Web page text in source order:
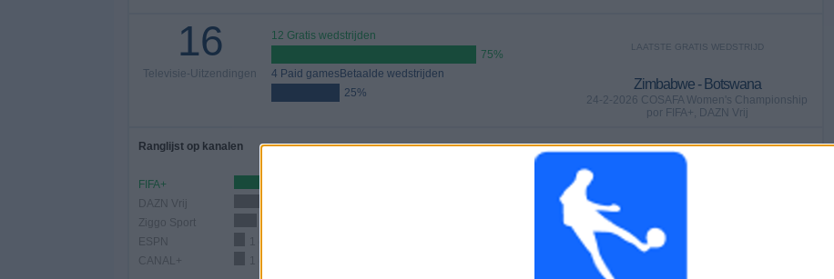
16
Televisie-Uitzendingen
12 Gratis wedstrijden
75%
4 Paid gamesBetaalde wedstrijden
25%
LAATSTE GRATIS WEDSTRIJD
Zimbabwe - Botswana
24-2-2026 COSAFA Women's Championship
por FIFA+, DAZN Vrij
Ranglijst op kanalen
FIFA+
DAZN Vrij
Ziggo Sport
ESPN
CANAL+
Zonder gratis
wedstrijd
WEDSTRIJDEN
0
Aaneengeschakelde